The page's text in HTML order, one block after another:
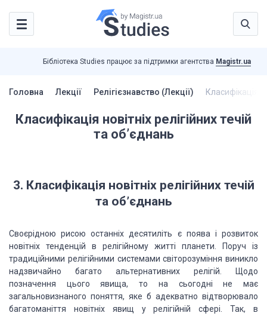
Бібліотека Studies працює за підтримки агентства Magistr.ua
Головна Лекції Релігієзнавство (Лекції) Класифікація
Класифікація новітніх релігійних течій
та об’єднань
3. Класифікація новітніх релігійних течій
та об’єднань
Своєрідною рисою останніх десятиліть є поява і розвиток
новітніх тенденцій в релігійному житті планети. Поруч із
традиційними релігійними системами світорозуміння виникло
надзвичайно багато альтернативних релігій. Щодо
позначення цього явища, то на сьогодні не має
загальновизнаного поняття, яке б адекватно відтворювало
багатоманіття новітніх явищ у релігійній сфері. Так, в